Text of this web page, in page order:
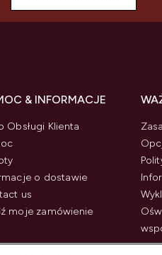
& INFORMACJE
Obsługi Klienta
o dostawie
us
moje zamówienie